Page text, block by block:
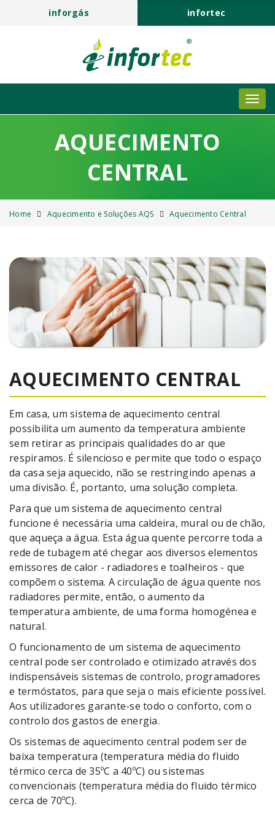
inforgás infortec
AQUECIMENTO
CENTRAL
Home Aquecimento e Soluções AQS Aquecimento Central
AQUECIMENTO CENTRAL
Em casa, um sistema de aquecimento central
possibilita um aumento da temperatura ambiente
sem retirar as principais qualidades do ar que
respiramos. É silencioso e permite que todo o espaço
da casa seja aquecido, não se restringindo apenas a
uma divisão. É, portanto, uma solução completa.
Para que um sistema de aquecimento central
funcione é necessária uma caldeira, mural ou de chão,
que aqueça a água. Esta água quente percorre toda a
rede de tubagem até chegar aos diversos elementos
emissores de calor - radiadores e toalheiros - que
compõem o sistema. A circulação de água quente nos
radiadores permite, então, o aumento da
temperatura ambiente, de uma forma homogénea e
natural.
O funcionamento de um sistema de aquecimento
central pode ser controlado e otimizado através dos
indispensáveis sistemas de controlo, programadores
e termóstatos, para que seja o mais eficiente possível.
Aos utilizadores garante-se todo o conforto, com o
controlo dos gastos de energia.
Os sistemas de aquecimento central podem ser de
baixa temperatura (temperatura média do fluido
térmico cerca de 35ºC a 40ºC) ou sistemas
convencionais (temperatura média do fluido térmico
cerca de 70ºC).